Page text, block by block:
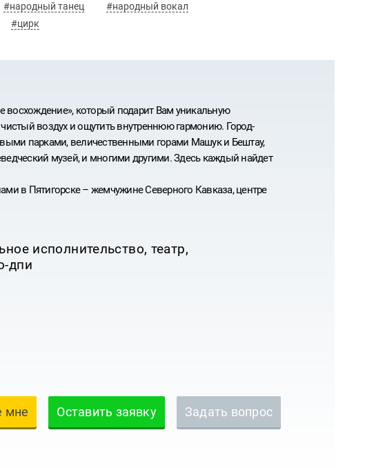
#народный танец
#народный вокал
#цирк
восхождение», который подарит Вам уникальную
воздух и ощутить внутреннюю гармонию. Город-
парками, величественными горами Машук и Бештау,
музей, и многими другими. Здесь каждый найдет
в Пятигорске – жемчужине Северного Кавказа, центре
исполнительство, театр,
дпи
мне Оставить заявку Задать вопрос